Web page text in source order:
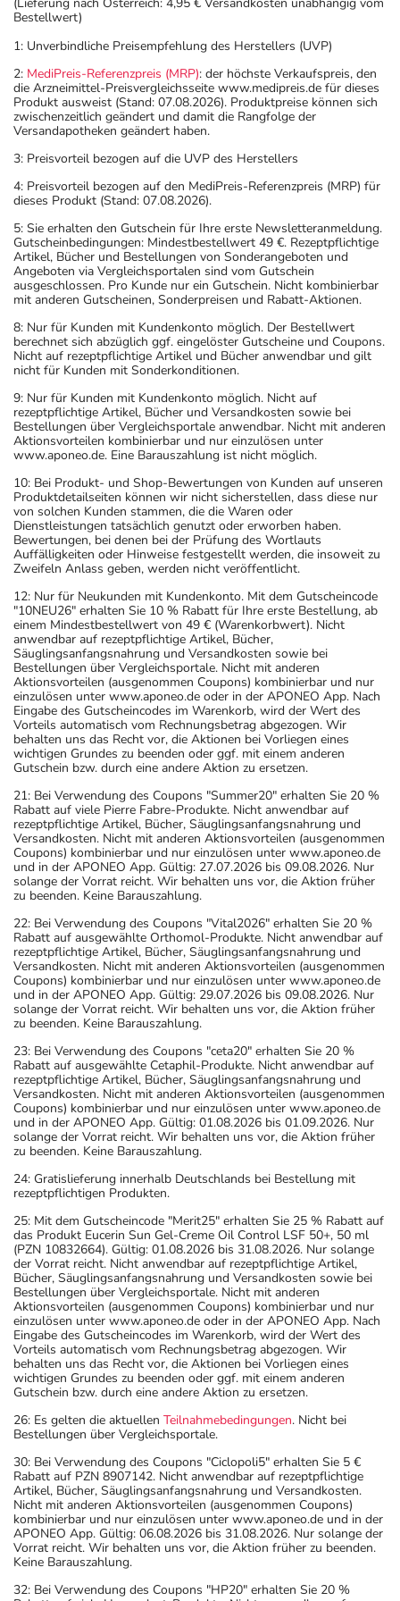
Bestellwert)
1: Unverbindliche Preisempfehlung des Herstellers (UVP)
2: MediPreis-Referenzpreis (MRP): der höchste Verkaufspreis, den
die Arzneimittel-Preisvergleichsseite www.medipreis.de für dieses
Produkt ausweist (Stand: 07.08.2026). Produktpreise können sich
zwischenzeitlich geändert und damit die Rangfolge der
Versandapotheken geändert haben.
3: Preisvorteil bezogen auf die UVP des Herstellers
4: Preisvorteil bezogen auf den MediPreis-Referenzpreis (MRP) für
dieses Produkt (Stand: 07.08.2026).
5: Sie erhalten den Gutschein für Ihre erste Newsletteranmeldung.
Gutscheinbedingungen: Mindestbestellwert 49 €. Rezeptpflichtige
Artikel, Bücher und Bestellungen von Sonderangeboten und
Angeboten via Vergleichsportalen sind vom Gutschein
ausgeschlossen. Pro Kunde nur ein Gutschein. Nicht kombinierbar
mit anderen Gutscheinen, Sonderpreisen und Rabatt-Aktionen.
8: Nur für Kunden mit Kundenkonto möglich. Der Bestellwert
berechnet sich abzüglich ggf. eingelöster Gutscheine und Coupons.
Nicht auf rezeptpflichtige Artikel und Bücher anwendbar und gilt
nicht für Kunden mit Sonderkonditionen.
9: Nur für Kunden mit Kundenkonto möglich. Nicht auf
rezeptpflichtige Artikel, Bücher und Versandkosten sowie bei
Bestellungen über Vergleichsportale anwendbar. Nicht mit anderen
Aktionsvorteilen kombinierbar und nur einzulösen unter
www.aponeo.de. Eine Barauszahlung ist nicht möglich.
10: Bei Produkt- und Shop-Bewertungen von Kunden auf unseren
Produktdetailseiten können wir nicht sicherstellen, dass diese nur
von solchen Kunden stammen, die die Waren oder
Dienstleistungen tatsächlich genutzt oder erworben haben.
Bewertungen, bei denen bei der Prüfung des Wortlauts
Auffälligkeiten oder Hinweise festgestellt werden, die insoweit zu
Zweifeln Anlass geben, werden nicht veröffentlicht.
12: Nur für Neukunden mit Kundenkonto. Mit dem Gutscheincode
"10NEU26" erhalten Sie 10 % Rabatt für Ihre erste Bestellung, ab
einem Mindestbestellwert von 49 € (Warenkorbwert). Nicht
anwendbar auf rezeptpflichtige Artikel, Bücher,
Säuglingsanfangsnahrung und Versandkosten sowie bei
Bestellungen über Vergleichsportale. Nicht mit anderen
Aktionsvorteilen (ausgenommen Coupons) kombinierbar und nur
einzulösen unter www.aponeo.de oder in der APONEO App. Nach
Eingabe des Gutscheincodes im Warenkorb, wird der Wert des
Vorteils automatisch vom Rechnungsbetrag abgezogen. Wir
behalten uns das Recht vor, die Aktionen bei Vorliegen eines
wichtigen Grundes zu beenden oder ggf. mit einem anderen
Gutschein bzw. durch eine andere Aktion zu ersetzen.
21: Bei Verwendung des Coupons "Summer20" erhalten Sie 20 %
Rabatt auf viele Pierre Fabre-Produkte. Nicht anwendbar auf
rezeptpflichtige Artikel, Bücher, Säuglingsanfangsnahrung und
Versandkosten. Nicht mit anderen Aktionsvorteilen (ausgenommen
Coupons) kombinierbar und nur einzulösen unter www.aponeo.de
und in der APONEO App. Gültig: 27.07.2026 bis 09.08.2026. Nur
solange der Vorrat reicht. Wir behalten uns vor, die Aktion früher
zu beenden. Keine Barauszahlung.
22: Bei Verwendung des Coupons "Vital2026" erhalten Sie 20 %
Rabatt auf ausgewählte Orthomol-Produkte. Nicht anwendbar auf
rezeptpflichtige Artikel, Bücher, Säuglingsanfangsnahrung und
Versandkosten. Nicht mit anderen Aktionsvorteilen (ausgenommen
Coupons) kombinierbar und nur einzulösen unter www.aponeo.de
und in der APONEO App. Gültig: 29.07.2026 bis 09.08.2026. Nur
solange der Vorrat reicht. Wir behalten uns vor, die Aktion früher
zu beenden. Keine Barauszahlung.
23: Bei Verwendung des Coupons "ceta20" erhalten Sie 20 %
Rabatt auf ausgewählte Cetaphil-Produkte. Nicht anwendbar auf
rezeptpflichtige Artikel, Bücher, Säuglingsanfangsnahrung und
Versandkosten. Nicht mit anderen Aktionsvorteilen (ausgenommen
Coupons) kombinierbar und nur einzulösen unter www.aponeo.de
und in der APONEO App. Gültig: 01.08.2026 bis 01.09.2026. Nur
solange der Vorrat reicht. Wir behalten uns vor, die Aktion früher
zu beenden. Keine Barauszahlung.
24: Gratislieferung innerhalb Deutschlands bei Bestellung mit
rezeptpflichtigen Produkten.
25: Mit dem Gutscheincode "Merit25" erhalten Sie 25 % Rabatt auf
das Produkt Eucerin Sun Gel-Creme Oil Control LSF 50+, 50 ml
(PZN 10832664). Gültig: 01.08.2026 bis 31.08.2026. Nur solange
der Vorrat reicht. Nicht anwendbar auf rezeptpflichtige Artikel,
Bücher, Säuglingsanfangsnahrung und Versandkosten sowie bei
Bestellungen über Vergleichsportale. Nicht mit anderen
Aktionsvorteilen (ausgenommen Coupons) kombinierbar und nur
einzulösen unter www.aponeo.de oder in der APONEO App. Nach
Eingabe des Gutscheincodes im Warenkorb, wird der Wert des
Vorteils automatisch vom Rechnungsbetrag abgezogen. Wir
behalten uns das Recht vor, die Aktionen bei Vorliegen eines
wichtigen Grundes zu beenden oder ggf. mit einem anderen
Gutschein bzw. durch eine andere Aktion zu ersetzen.
26: Es gelten die aktuellen Teilnahmebedingungen. Nicht bei
Bestellungen über Vergleichsportale.
30: Bei Verwendung des Coupons "Ciclopoli5" erhalten Sie 5 €
Rabatt auf PZN 8907142. Nicht anwendbar auf rezeptpflichtige
Artikel, Bücher, Säuglingsanfangsnahrung und Versandkosten.
Nicht mit anderen Aktionsvorteilen (ausgenommen Coupons)
kombinierbar und nur einzulösen unter www.aponeo.de und in der
APONEO App. Gültig: 06.08.2026 bis 31.08.2026. Nur solange der
Vorrat reicht. Wir behalten uns vor, die Aktion früher zu beenden.
Keine Barauszahlung.
32: Bei Verwendung des Coupons "HP20" erhalten Sie 20 %